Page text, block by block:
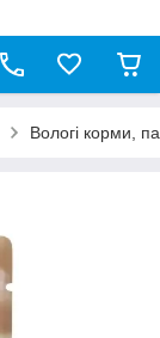
Вологі корми,